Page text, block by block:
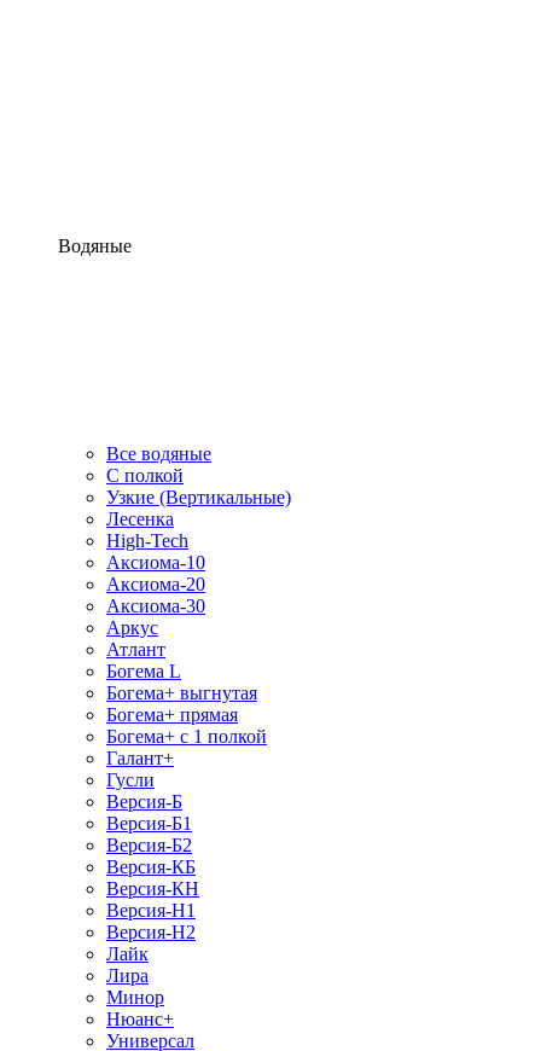
Водяные
Все водяные
С полкой
Узкие (Вертикальные)
Лесенка
High-Tech
Аксиома-10
Аксиома-20
Аксиома-30
Аркус
Атлант
Богема L
Богема+ выгнутая
Богема+ прямая
Богема+ с 1 полкой
Галант+
Гусли
Версия-Б
Версия-Б1
Версия-Б2
Версия-КБ
Версия-КН
Версия-Н1
Версия-Н2
Лайк
Лира
Минор
Нюанс+
Универсал